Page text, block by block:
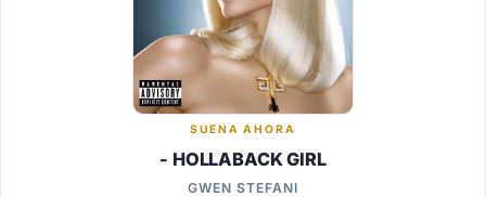
SUENA AHORA
- HOLLABACK GIRL
GWEN STEFANI